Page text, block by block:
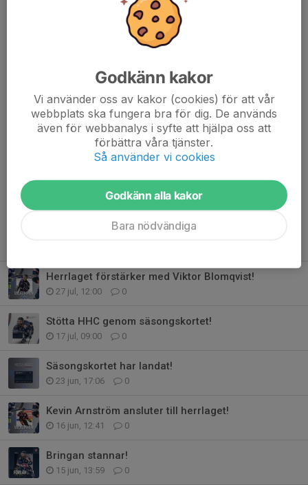
- När jag är ledig gillar jag att umgås med familjen, äta en god bit
mat och lägga tid på mitt intresse för mode och kläder. I
Dela nyhet
Herrlaget förstärker med Viktor Blomqvist!
27 jul, 12:00 0
Stötta HHC genom säsongskortet!
17 jul, 09:00 0
Säsongskortet har landat!
23 jun, 17:06 0
Kevin Arnström ansluter till herrlaget!
16 jun, 12:41 0
Bringan stannar!
15 jun, 13:59 0
Godkänn kakor
Vi använder oss av kakor (cookies) för att vår
webbplats ska fungera bra för dig. De används
även för webbanalys i syfte att hjälpa oss att
förbättra våra tjänster.
Så använder vi cookies
Godkänn alla kakor
Bara nödvändiga